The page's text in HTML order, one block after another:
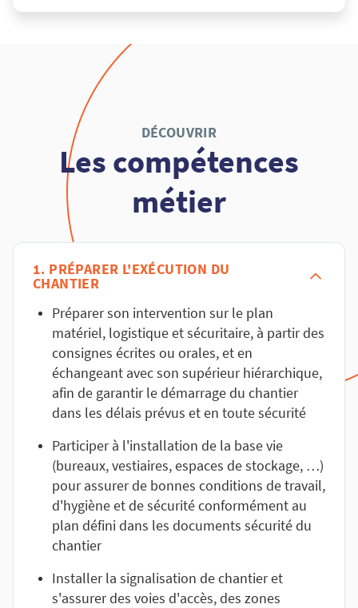
DÉCOUVRIR
Les compétences
métier
1. PRÉPARER L'EXÉCUTION DU
CHANTIER
Préparer son intervention sur le plan
matériel, logistique et sécuritaire, à partir des
consignes écrites ou orales, et en
échangeant avec son supérieur hiérarchique,
afin de garantir le démarrage du chantier
dans les délais prévus et en toute sécurité
Participer à l'installation de la base vie
(bureaux, vestiaires, espaces de stockage, …)
pour assurer de bonnes conditions de travail,
d'hygiène et de sécurité conformément au
plan défini dans les documents sécurité du
chantier
Installer la signalisation de chantier et
s'assurer des voies d'accès, des zones